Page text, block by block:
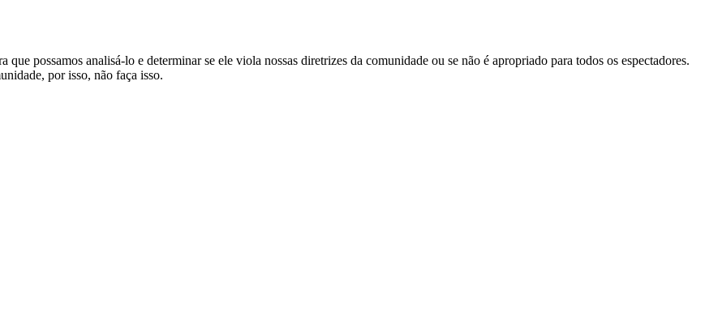
possamos analisá-lo e determinar se ele viola nossas diretrizes da comunidade ou se não é apropriado para todos os espectadores.
por isso, não faça isso.